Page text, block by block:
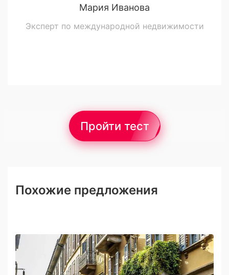
Мария Иванова
Эксперт по международной недвижимости
Пройти тест
Похожие предложения